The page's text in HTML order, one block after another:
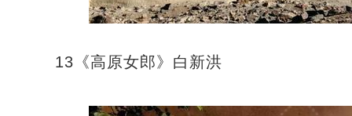
13《高原女郎》白新洪